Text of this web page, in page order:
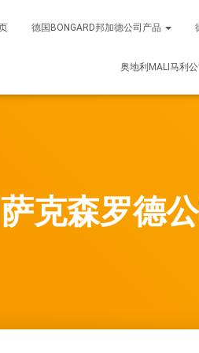
德国BONGARD邦加德公司产品
奥地利MALI马利
克森罗德